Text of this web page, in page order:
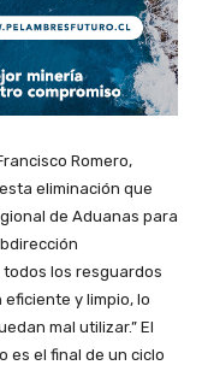
Romero,
eliminación que
de Aduanas para
los resguardos
y limpio, lo
mal utilizar.” El
es el final de un ciclo